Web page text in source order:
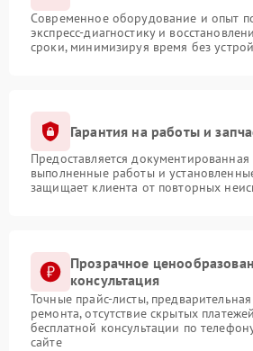
Современное оборудование и опыт
экспресс-диагностику и
сроки, минимизируя время без
Гарантия на работы и
Предоставляется документированная
выполненные работы и
защищает клиента от повторных
Прозрачное
консультация
Точные прайс-листы,
ремонта, отсутствие скрытых
бесплатной консультации по
сайте